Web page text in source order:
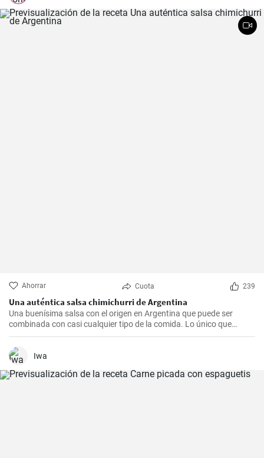
Ahorrar Cuota 239
Una auténtica salsa chimichurri de Argentina
Una buenísima salsa con el origen en Argentina que puede ser
combinada con casi cualquier tipo de la comida. Lo único que
debería hacer es seguir la receta presente.
Iwa